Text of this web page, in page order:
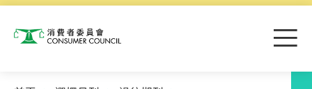
消費者委員會 目